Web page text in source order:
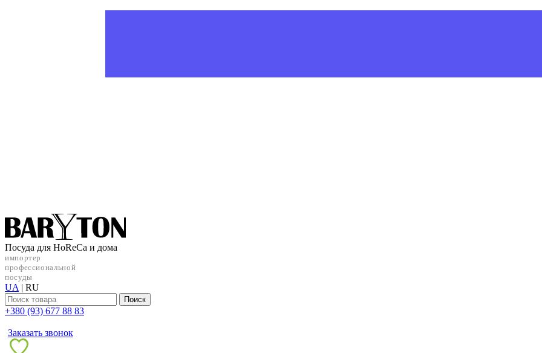
Посуда для HoReCa и дома
импортер
профессиональной
посуды
UA | RU
Поиск
+38‎0 (93) 677 88 83
Заказать звонок